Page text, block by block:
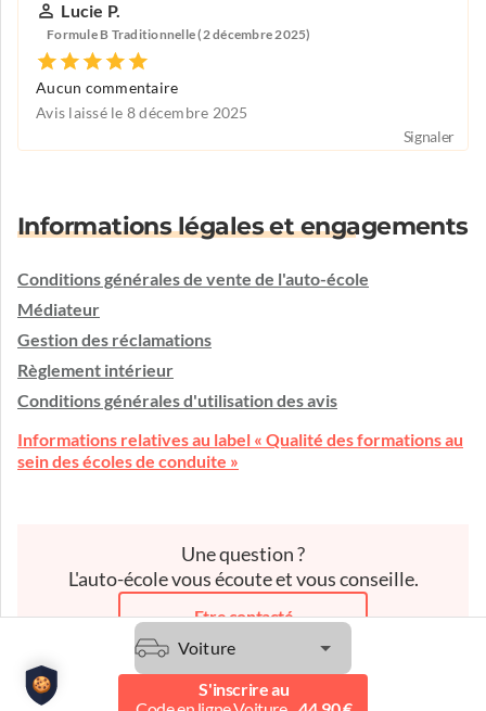
Lucie P.
Formule B Traditionnelle (2 décembre 2025)
Aucun commentaire
Avis laissé le 8 décembre 2025
Signaler
Informations légales et engagements
Conditions générales de vente de l'auto-école
Médiateur
Gestion des réclamations
Règlement intérieur
Conditions générales d'utilisation des avis
Informations relatives au label « Qualité des formations au
sein des écoles de conduite »
Une question ?
L'auto-école vous écoute et vous conseille.
Etre contacté
Voiture
S'inscrire au